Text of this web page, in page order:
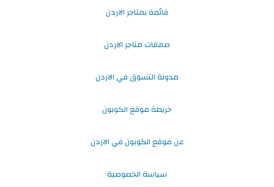
قائمة بمتاجر الاردن
صفقات متاجر الاردن
مدونة التسوق في الاردن
خريطة موقع الكوبون
عن موقع الكوبون في الاردن
سياسة الخصوصية